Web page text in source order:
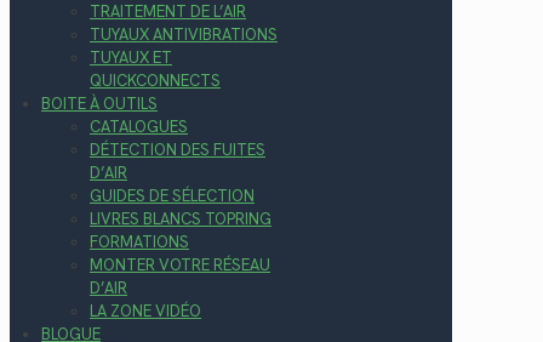
TRAITEMENT DE L’AIR
TUYAUX ANTIVIBRATIONS
TUYAUX ET
QUICKCONNECTS
BOITE À OUTILS
CATALOGUES
DÉTECTION DES FUITES
D’AIR
GUIDES DE SÉLECTION
LIVRES BLANCS TOPRING
FORMATIONS
MONTER VOTRE RÉSEAU
D’AIR
LA ZONE VIDÉO
BLOGUE